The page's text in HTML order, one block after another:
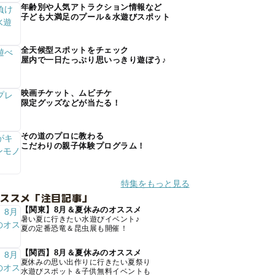
年齢別や人気アトラクション情報など
子ども大満足のプール＆水遊びスポット
全天候型スポットをチェック
屋内で一日たっぷり思いっきり遊ぼう♪
映画チケット、ムビチケ
限定グッズなどが当たる！
その道のプロに教わる
こだわりの親子体験プログラム！
特集をもっと見る
スメ「注目記事」
【関東】8月＆夏休みのオススメ
暑い夏に行きたい水遊びイベント♪
夏の定番恐竜＆昆虫展も開催！
【関西】8月＆夏休みのオススメ
夏休みの思い出作りに行きたい夏祭り
水遊びスポット＆子供無料イベントも